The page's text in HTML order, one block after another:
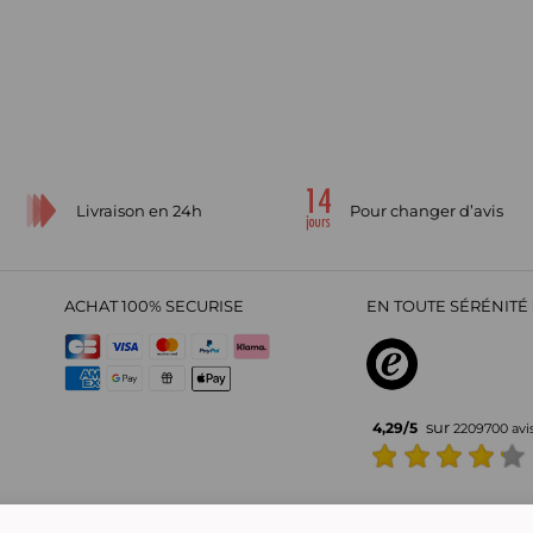
Livraison en 24h Pour changer d’avis
ACHAT 100% SECURISE EN TOUTE SÉRÉNITÉ
4,29/5 sur 2209700